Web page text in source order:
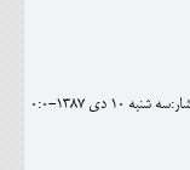
شنبه 10 دی 1387-0:0